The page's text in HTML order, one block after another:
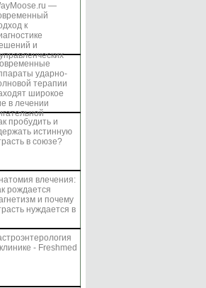
—
к
и
ударно-
терапии
широкое
в лечении
пробудить и
истинную
в союзе?
влечения:
рождается
и почему
нуждается в
- Freshmed